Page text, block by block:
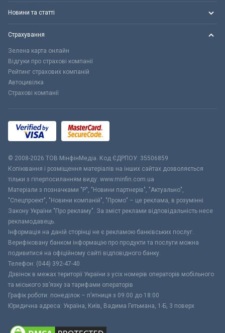
Новини та статті
Страхування
Зелена карта онлайн
Відгуки про страхові компанії
Рейтинг страхових компаній
Автоцивілка
Страхові компанії
© 2008-2026 ТОВ МiнфiнМедiа. Код ЄДРПОУ: 35506859
Копіювання і розміщення матеріалів на інших сайтах дозволяється
тільки з гіперпосиланням виду: www.minfin.com.ua
Матеріали з позначками "Р", "Новини партнерів", "Актуально",
"Спецпроект", "Новини компаній", "Промо" – це реклама, в розумінні
Закону України "Про рекламу". За зміст реклами відповідальність несе
рекламодавець.
Інформація на даній сторінці не є рекламою банківських послуг.
Верифіковану банком інформацію про продукти та послуги можна
подивитися на офіційному сайті відповідного банку.
Телефон: (044) 392-47-40
Дзвінок в межах території України з усіх номерів операторів мобільного
та міського зв’язку за тарифами операторів
Графік роботи: понеділок – п’ятниця з 09:00 до 18:00
Юридична адреса: Україна, Київ, Вадима Гетьмана, 1-Б, 3 поверх